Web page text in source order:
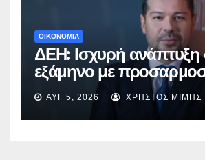
ΟΙΚΟΝΟΜΙΑ
ΔΕΗ: Ισχυρή ανάπτυξη
εξάμηνο με
EBITDA στα €1,2 δισ.
ΑΥΓ 5, 2026 ΧΡΉΣΤΟΣ ΜΊΜΗΣ